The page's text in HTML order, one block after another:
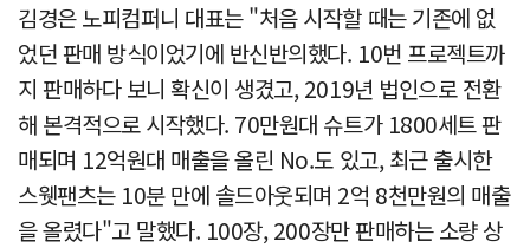
김경은 노피컴퍼니 대표는 "처음 시작할 때는 기존에 없
었던 판매 방식이었기에 반신반의했다. 10번 프로젝트까
지 판매하다 보니 확신이 생겼고, 2019년 법인으로 전환
해 본격적으로 시작했다. 70만원대 슈트가 1800세트 판
매되며 12억원대 매출을 올린 No.도 있고, 최근 출시한
스웻팬츠는 10분 만에 솔드아웃되며 2억 8천만원의 매출
을 올렸다"고 말했다. 100장, 200장만 판매하는 소량 상